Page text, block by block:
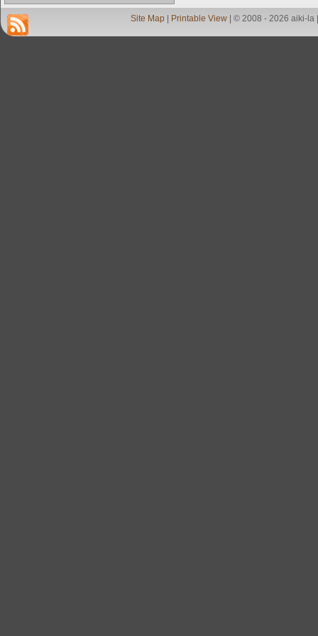
Site Map Printable View | © 2008 - 2026 aiki-la